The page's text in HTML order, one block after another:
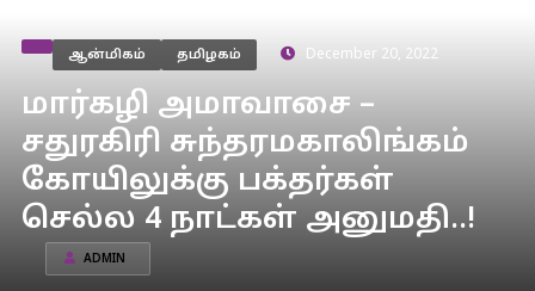
ஆன்மிகம் தமிழகம் December 20, 2022
மார்கழி அமாவாசை –
சதுரகிரி சுந்தரமகாலிங்கம்
கோயிலுக்கு பக்தர்கள்
செல்ல 4 நாட்கள் அனுமதி..!
ADMIN